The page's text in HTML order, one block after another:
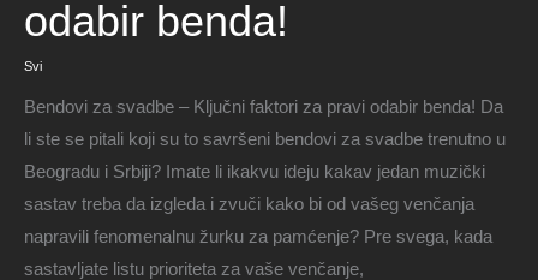
odabir benda!
Svi
Bendovi za svadbe – Ključni faktori za pravi odabir benda! Da
li ste se pitali koji su to savršeni bendovi za svadbe trenutno u
Beogradu i Srbiji? Imate li ikakvu ideju kakav jedan muzički
sastav treba da izgleda i zvuči kako bi od vašeg venčanja
napravili fenomenalnu žurku za pamćenje? Pre svega, kada
sastavljate listu prioriteta za vaše venčanje,
benda!